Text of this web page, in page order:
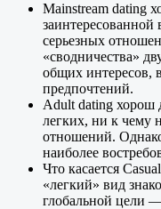
Mainstream dating
серьезных
«сводничества»
общих интересов,
предпочтений.
Adult dating хорош
легких, ни к чему
отношений.
наиболее
Что касается
«легкий» вид
глобальной цели —